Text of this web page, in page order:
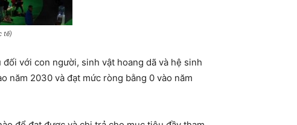
tế)
với con người, sinh vật hoang dã và hệ sinh
năm 2030 và đạt mức ròng bằng 0 vào năm